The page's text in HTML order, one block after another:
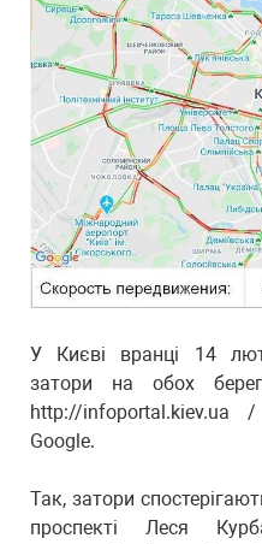
У Києві вранці 14
затори на обох
http://
Google.
Так, затори
проспекті Леся